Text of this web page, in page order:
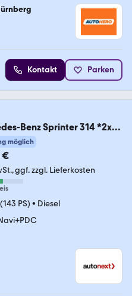
Kontakt Parken
Benz Sprinter 314 *2x
KAMERA+NAVI+PDC
möglich
€
ggf. zzgl. Lieferkosten
PS) • Diesel